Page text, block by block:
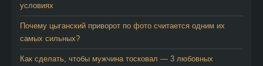
условиях
Почему цыганский приворот по фото считается одним их
самых сильных?
Как сделать, чтобы мужчина тосковал — 3 любовных